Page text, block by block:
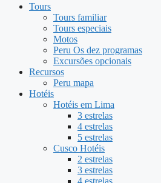
Tours
Tours familiar
Tours especiais
Motos
Peru Os dez programas
Excursões opcionais
Recursos
Peru mapa
Hotéis
Hotéis em Lima
3 estrelas
4 estrelas
5 estrelas
Cusco Hotéis
2 estrelas
3 estrelas
4 estrelas